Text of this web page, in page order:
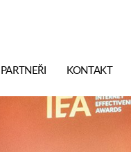
PARTNEŘI KONTAKT